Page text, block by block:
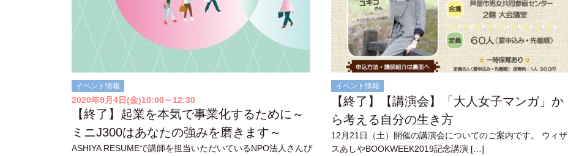
イベント情報
2020年9月4日(金)10:00～12:30
【終了】起業を本気で事業化するために～
ミニJ300はあなたの強みを磨きます～
ASHIYA RESUMEで講師を担当いただいているNPO法人さんぴ
イベント情報
【終了】【講演会】「大人女子マンガ」か
ら考える自分の生き方
12月21日（土）開催の講演会についてのご案内です。 ウィザ
スあしやBOOKWEEK2019記念講演 […]